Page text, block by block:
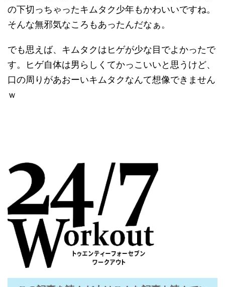
の下切っちゃったキムタク少年もかわいいですね。
そんな無邪気なころもあったんだなぁ。
でも思えば、キムタクはヒゲが少な目でよかったで
す。ヒゲ自体は男らしくてかっこいいと思うけど、
口の周りがあおーいキムタクなんて想像できません
ｗ